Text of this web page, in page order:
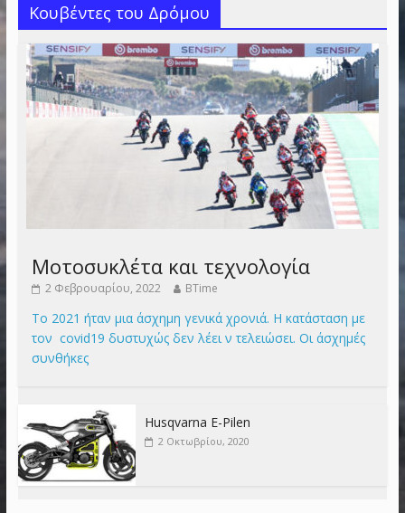
Κουβέντες του Δρόμου
Μοτοσυκλέτα και τεχνολογία
2 Φεβρουαρίου, 2022 BTime
Το 2021 ήταν μια άσχημη γενικά χρονιά. Η κατάσταση με
τον covid19 δυστυχώς δεν λέει ν τελειώσει. Οι άσχημές
συνθήκες
Husqvarna E-Pilen
2 Οκτωβρίου, 2020